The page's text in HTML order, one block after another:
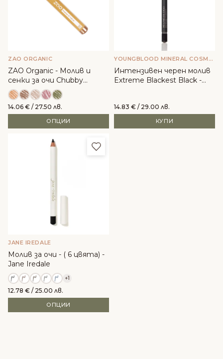
ZAO ORGANIC
ZAO Organic - Молив и
сенки за очи Chubby
Jumbo
14.06 € / 27.50 лв.
ОПЦИИ
YOUNGBLOOD MINERAL COSMETICS
Интензивен черен молив
Extreme Blackest Black -
14.83 € / 29.00 лв.
КУПИ
Добави в любими
JANE IREDALE
Молив за очи - ( 6 цвята) -
Jane Iredale
+1
12.78 € / 25.00 лв.
ОПЦИИ